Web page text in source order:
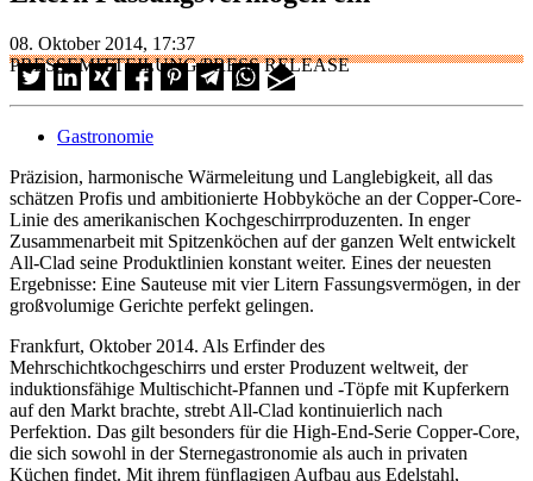
08. Oktober 2014, 17:37
PRESSEMITTEILUNG/PRESS RELEASE
Gastronomie
Präzision, harmonische Wärmeleitung und Langlebigkeit, all das
schätzen Profis und ambitionierte Hobbyköche an der Copper-Core-
Linie des amerikanischen Kochgeschirrproduzenten. In enger
Zusammenarbeit mit Spitzenköchen auf der ganzen Welt entwickelt
All-Clad seine Produktlinien konstant weiter. Eines der neuesten
Ergebnisse: Eine Sauteuse mit vier Litern Fassungsvermögen, in der
großvolumige Gerichte perfekt gelingen.
Frankfurt, Oktober 2014. Als Erfinder des
Mehrschichtkochgeschirrs und erster Produzent weltweit, der
induktionsfähige Multischicht-Pfannen und -Töpfe mit Kupferkern
auf den Markt brachte, strebt All-Clad kontinuierlich nach
Perfektion. Das gilt besonders für die High-End-Serie Copper-Core,
die sich sowohl in der Sternegastronomie als auch in privaten
Küchen findet. Mit ihrem fünflagigen Aufbau aus Edelstahl,